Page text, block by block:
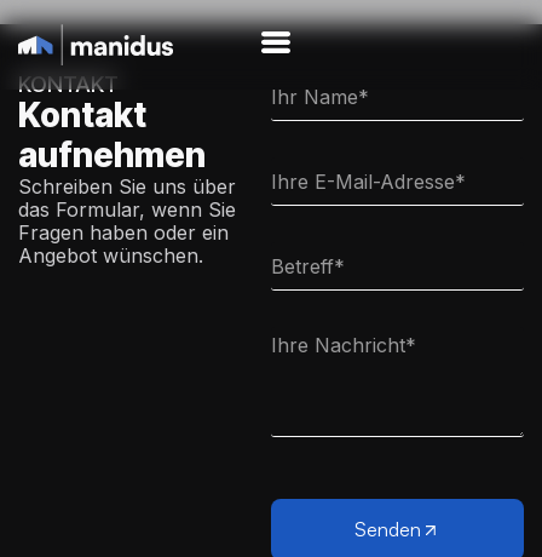
KONTAKT
Kontakt
aufnehmen
Schreiben Sie uns über
das Formular, wenn Sie
Fragen haben oder ein
Angebot wünschen.
Senden